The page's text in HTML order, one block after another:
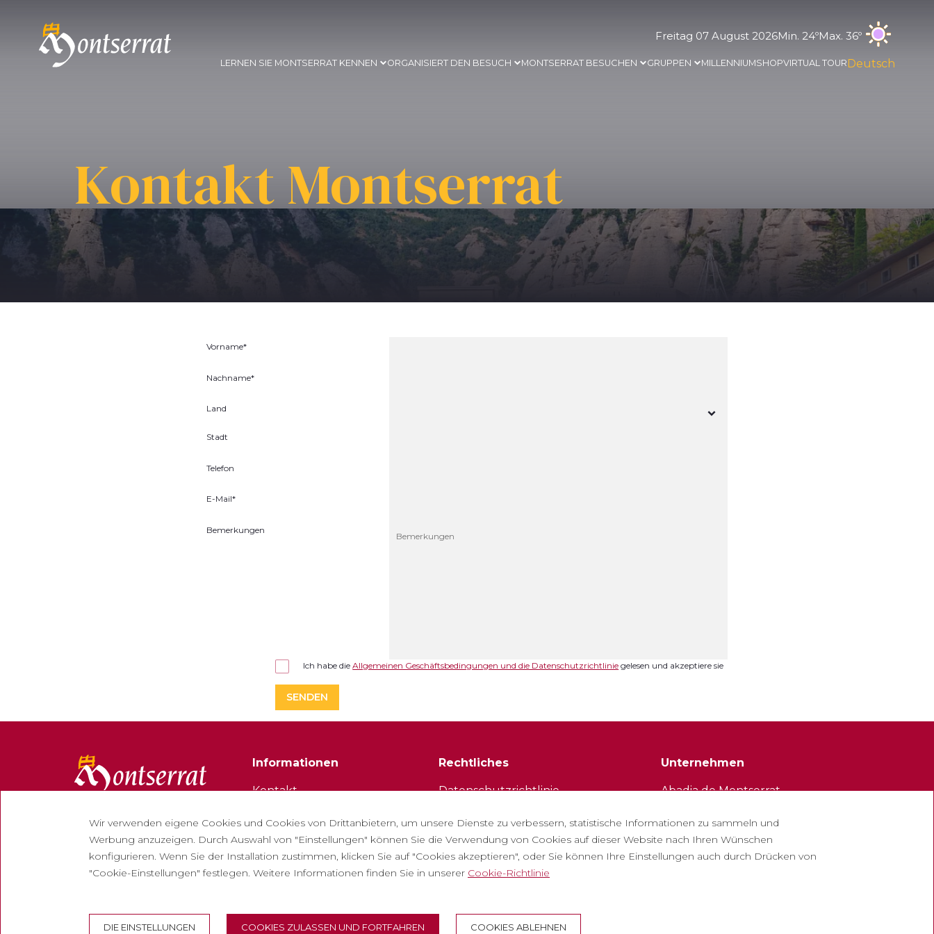
Freitag 07 August 2026Min. 24ºMax. 36º
LERNEN SIE MONTSERRAT KENNEN ORGANISIERT DEN BESUCH MONTSERRAT BESUCHEN GRUPPEN MILLENNIUMSHOPVIRTUAL TOUR Deutsch
Kontakt Montserrat
Vorname*
Nachname*
Land
Stadt
Telefon
E-Mail*
Bemerkungen
Ich habe dieAllgemeinen Geschäftsbedingungen und die Datenschutzrichtlinie gelesen und akzeptiere sie
SENDEN
Informationen
Kontakt
Arbeiten Sie mit uns
Häufig gestellte Fragen
Eintrittskarte für touristen
Rechtliches
Datenschutzrichtlinie
Richtlinien für soziale Netzwerke
Meldelkanal
Rechtlicher Hinweis
Unternehmen
Abadia de Montserrat
Museum von Montserrat
Wir verwenden eigene Cookies und Cookies von Drittanbietern, um unsere Dienste zu verbessern, statistische Informationen zu sammeln und
Werbung anzuzeigen. Durch Auswahl von "Einstellungen" können Sie die Verwendung von Cookies auf dieser Website nach Ihren Wünschen
konfigurieren. Wenn Sie der Installation zustimmen, klicken Sie auf "Cookies akzeptieren", oder Sie können Ihre Einstellungen auch durch Drücken von
"Cookie-Einstellungen" festlegen. Weitere Informationen finden Sie in unserer Cookie-Richtlinie
DIE EINSTELLUNGEN COOKIES ZULASSEN UND FORTFAHREN COOKIES ABLEHNEN